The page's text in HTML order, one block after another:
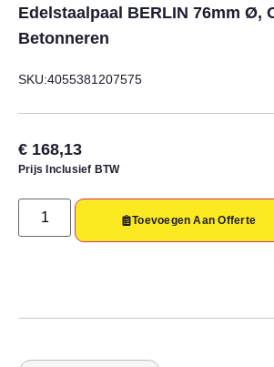
Edelstaalpaal BERLIN 76mm Ø,
Betonneren
SKU:4055381207575
€ 168,13
Prijs Inclusief BTW
Toevoegen Aan Offerte